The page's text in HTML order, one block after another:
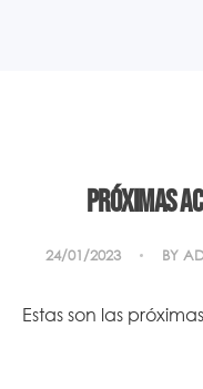
Próximas
24/01/2023 BY
Estas son las